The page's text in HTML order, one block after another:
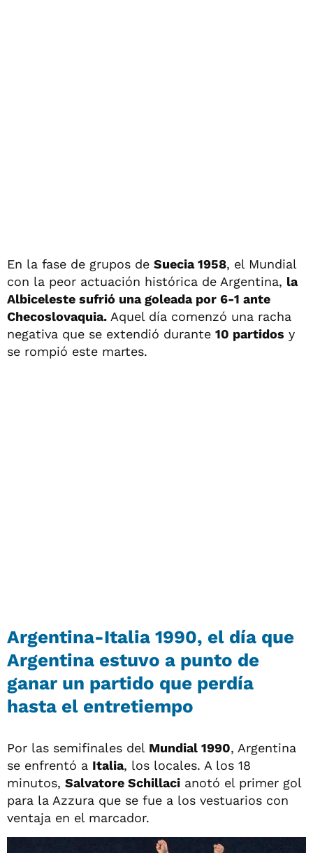
En la fase de grupos de Suecia 1958, el Mundial
con la peor actuación histórica de Argentina, la
Albiceleste sufrió una goleada por 6-1 ante
Checoslovaquia. Aquel día comenzó una racha
negativa que se extendió durante 10 partidos y
se rompió este martes.
Argentina-Italia 1990, el día que
Argentina estuvo a punto de
ganar un partido que perdía
hasta el entretiempo
Por las semifinales del Mundial 1990, Argentina
se enfrentó a Italia, los locales. A los 18
minutos, Salvatore Schillaci anotó el primer gol
para la Azzura que se fue a los vestuarios con
ventaja en el marcador.